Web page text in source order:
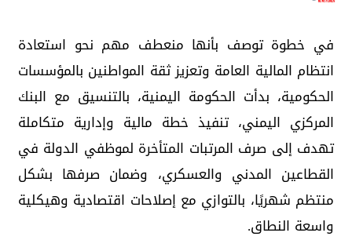
في خطوة توصف بأنها منعطف مهم نحو استعادة
انتظام المالية العامة وتعزيز ثقة المواطنين بالمؤسسات
الحكومية، بدأت الحكومة اليمنية، بالتنسيق مع البنك
المركزي اليمني، تنفيذ خطة مالية وإدارية متكاملة
تهدف إلى صرف المرتبات المتأخرة لموظفي الدولة في
القطاعين المدني والعسكري، وضمان صرفها بشكل
منتظم شهريًا، بالتوازي مع إصلاحات اقتصادية وهيكلية
واسعة النطاق.